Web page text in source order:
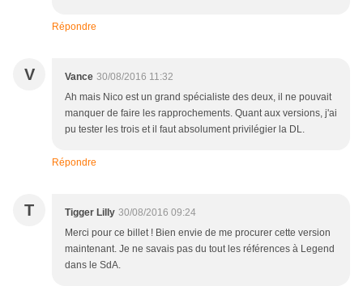
Répondre
V Vance 30/08/2016 11:32
Ah mais Nico est un grand spécialiste des deux, il ne pouvait
manquer de faire les rapprochements. Quant aux versions, j'ai
pu tester les trois et il faut absolument privilégier la DL.
Répondre
T Tigger Lilly 30/08/2016 09:24
Merci pour ce billet ! Bien envie de me procurer cette version
maintenant. Je ne savais pas du tout les références à Legend
dans le SdA.